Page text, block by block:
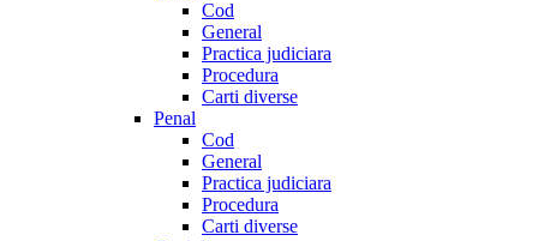
Cod
General
Practica judiciara
Procedura
Carti diverse
Penal
Cod
General
Practica judiciara
Procedura
Carti diverse